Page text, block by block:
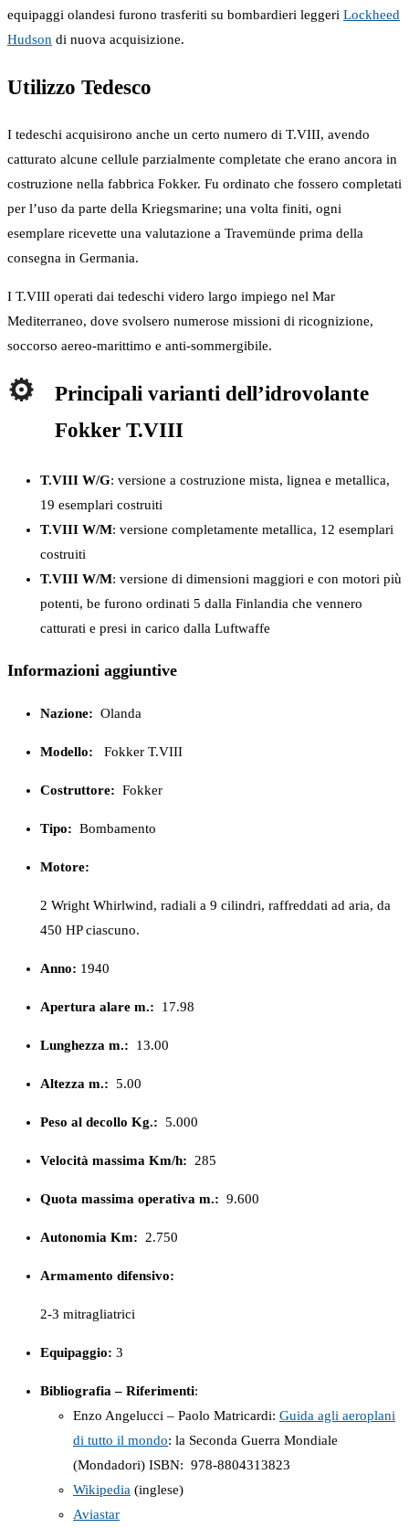
equipaggi olandesi furono trasferiti su bombardieri leggeri Lockheed
Hudson di nuova acquisizione.
Utilizzo Tedesco
I tedeschi acquisirono anche un certo numero di T.VIII, avendo
catturato alcune cellule parzialmente completate che erano ancora in
costruzione nella fabbrica Fokker. Fu ordinato che fossero completati
per l’uso da parte della Kriegsmarine; una volta finiti, ogni
esemplare ricevette una valutazione a Travemünde prima della
consegna in Germania.
I T.VIII operati dai tedeschi videro largo impiego nel Mar
Mediterraneo, dove svolsero numerose missioni di ricognizione,
soccorso aereo-marittimo e anti-sommergibile.
Principali varianti dell’idrovolante
Fokker T.VIII
T.VIII W/G: versione a costruzione mista, lignea e metallica,
19 esemplari costruiti
T.VIII W/M: versione completamente metallica, 12 esemplari
costruiti
T.VIII W/M: versione di dimensioni maggiori e con motori più
potenti, be furono ordinati 5 dalla Finlandia che vennero
catturati e presi in carico dalla Luftwaffe
Informazioni aggiuntive
Nazione: Olanda
Modello: Fokker T.VIII
Costruttore: Fokker
Tipo: Bombamento
Motore:
2 Wright Whirlwind, radiali a 9 cilindri, raffreddati ad aria, da
450 HP ciascuno.
Anno: 1940
Apertura alare m.: 17.98
Lunghezza m.: 13.00
Altezza m.: 5.00
Peso al decollo Kg.: 5.000
Velocità massima Km/h: 285
Quota massima operativa m.: 9.600
Autonomia Km: 2.750
Armamento difensivo:
2-3 mitragliatrici
Equipaggio: 3
Bibliografia – Riferimenti:
Enzo Angelucci – Paolo Matricardi: Guida agli aeroplani
di tutto il mondo: la Seconda Guerra Mondiale
(Mondadori) ISBN: ‎ 978-8804313823
Wikipedia (inglese)
Aviastar